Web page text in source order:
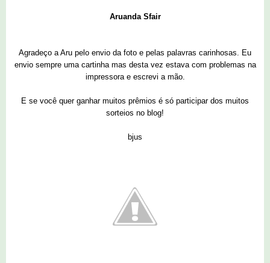
Aruanda Sfair
Agradeço a Aru pelo envio da foto e pelas palavras carinhosas. Eu
envio sempre uma cartinha mas desta vez estava com problemas na
impressora e escrevi a mão.
E se você quer ganhar muitos prêmios é só participar dos muitos
sorteios no blog!
bjus